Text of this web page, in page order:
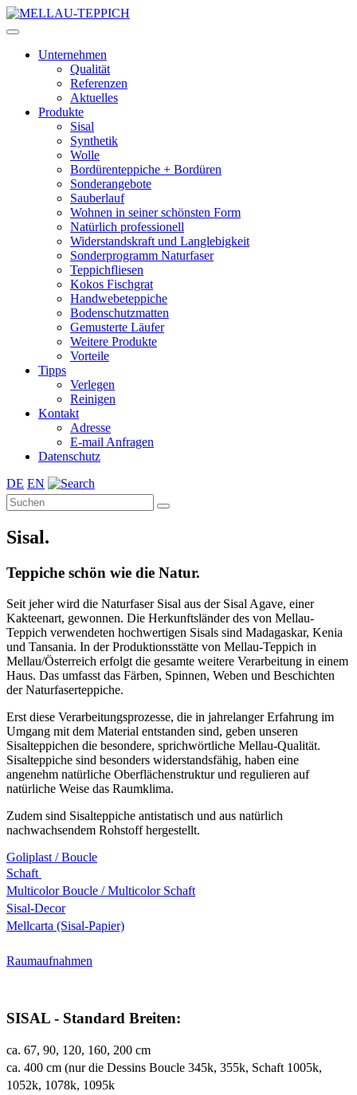
Unternehmen
Qualität
Referenzen
Aktuelles
Produkte
Sisal
Synthetik
Wolle
Bordürenteppiche + Bordüren
Sonderangebote
Sauberlauf
Wohnen in seiner schönsten Form
Natürlich professionell
Widerstandskraft und Langlebigkeit
Sonderprogramm Naturfaser
Teppichfliesen
Kokos Fischgrat
Handwebeteppiche
Bodenschutzmatten
Gemusterte Läufer
Weitere Produkte
Vorteile
Tipps
Verlegen
Reinigen
Kontakt
Adresse
E-mail Anfragen
Datenschutz
DE EN
Sisal.
Teppiche schön wie die Natur.
Seit jeher wird die Naturfaser Sisal aus der Sisal Agave, einer
Kakteenart, gewonnen. Die Herkunftsländer des von Mellau-
Teppich verwendeten hochwertigen Sisals sind Madagaskar, Kenia
und Tansania. In der Produktionsstätte von Mellau-Teppich in
Mellau/Österreich erfolgt die gesamte weitere Verarbeitung in einem
Haus. Das umfasst das Färben, Spinnen, Weben und Beschichten
der Naturfaserteppiche.
Erst diese Verarbeitungsprozesse, die in jahrelanger Erfahrung im
Umgang mit dem Material entstanden sind, geben unseren
Sisalteppichen die besondere, sprichwörtliche Mellau-Qualität.
Sisalteppiche sind besonders widerstandsfähig, haben eine
angenehm natürliche Oberflächenstruktur und regulieren auf
natürliche Weise das Raumklima.
Zudem sind Sisalteppiche antistatisch und aus natürlich
nachwachsendem Rohstoff hergestellt.
Goliplast / Boucle
Schaft
Multicolor Boucle / Multicolor Schaft
Sisal-Decor
Mellcarta (Sisal-Papier)
Raumaufnahmen
SISAL - Standard Breiten:
ca. 67, 90, 120, 160, 200 cm
ca. 400 cm (nur die Dessins Boucle 345k, 355k, Schaft 1005k,
1052k, 1078k, 1095k